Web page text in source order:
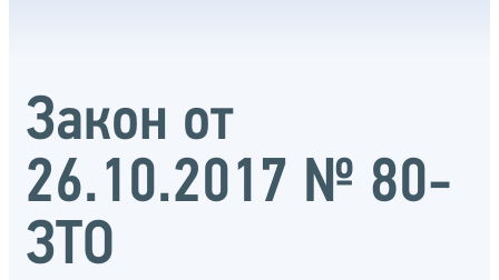
Закон от
26.10.2017 № 80-
ЗТО